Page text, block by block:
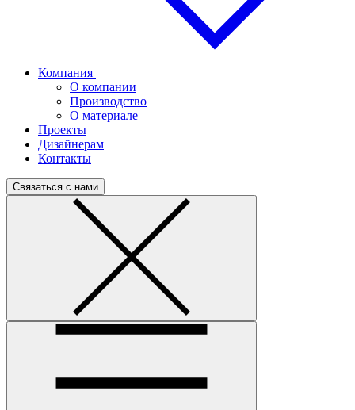
Компания
О компании
Производство
О материале
Проекты
Дизайнерам
Контакты
Связаться с нами